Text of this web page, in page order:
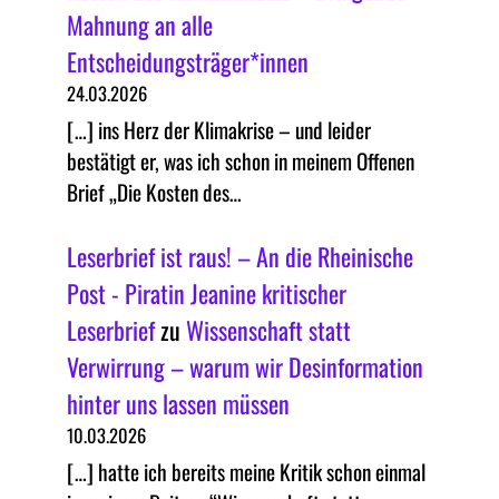
Mahnung an alle
Entscheidungsträger*innen
24.03.2026
[…] ins Herz der Klimakrise – und leider
bestätigt er, was ich schon in meinem Offenen
Brief „Die Kosten des…
Leserbrief ist raus! – An die Rheinische
Post - Piratin Jeanine kritischer
LeserbriefzuWissenschaft statt
Verwirrung – warum wir Desinformation
hinter uns lassen müssen
10.03.2026
[…] hatte ich bereits meine Kritik schon einmal